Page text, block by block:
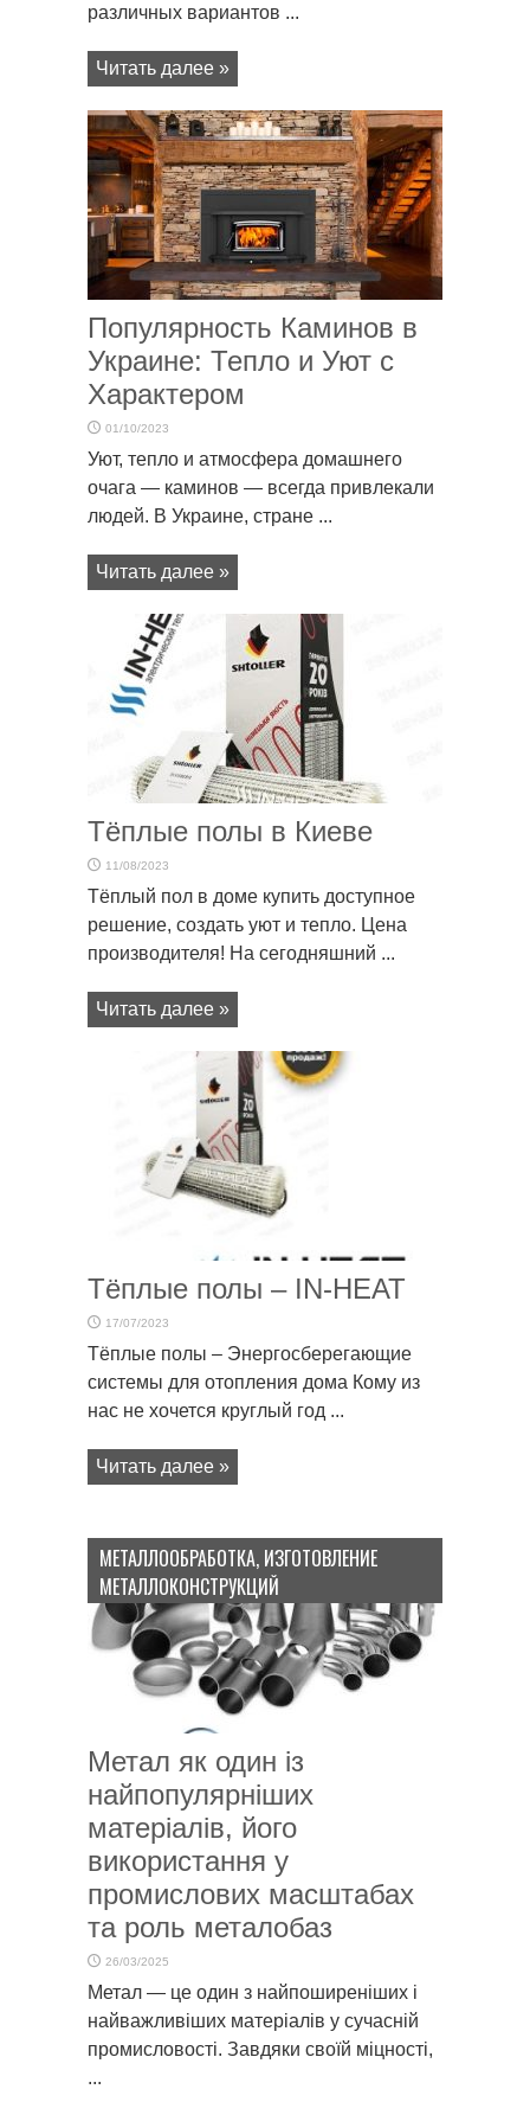
различных вариантов ...
Читать далее »
Популярность Каминов в
Украине: Тепло и Уют с
Характером
01/10/2023
Уют, тепло и атмосфера домашнего
очага — каминов — всегда привлекали
людей. В Украине, стране ...
Читать далее »
Тёплые полы в Киеве
11/08/2023
Тёплый пол в доме купить доступное
решение, создать уют и тепло. Цена
производителя! На сегодняшний ...
Читать далее »
Тёплые полы – IN-HEAT
17/07/2023
Тёплые полы – Энергосберегающие
системы для отопления дома Кому из
нас не хочется круглый год ...
Читать далее »
МЕТАЛЛООБРАБОТКА, ИЗГОТОВЛЕНИЕ
МЕТАЛЛОКОНСТРУКЦИЙ
Метал як один із
найпопулярніших
матеріалів, його
використання у
промислових масштабах
та роль металобаз
26/03/2025
Метал — це один з найпоширеніших і
найважливіших матеріалів у сучасній
промисловості. Завдяки своїй міцності,
...